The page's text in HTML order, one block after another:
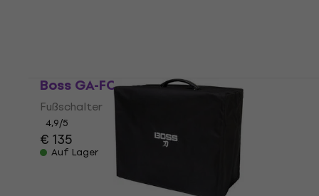
Boss GA-FC EX Fußschalter
Fußschalter
4,9/5
€ 135
Auf Lager